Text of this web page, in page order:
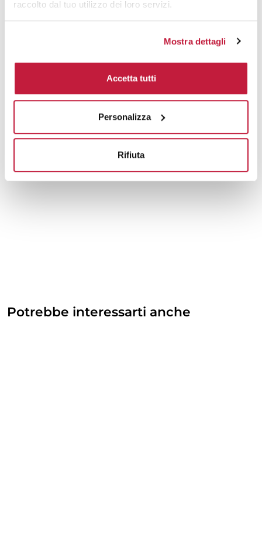
raccolto dal tuo utilizzo dei loro servizi.
Mostra dettagli
Accetta tutti
Personalizza
Rifiuta
Potrebbe interessarti anche